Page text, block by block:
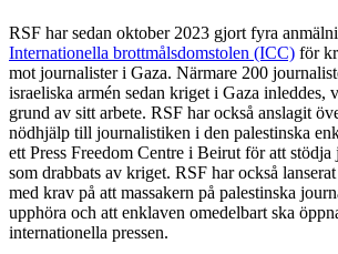
RSF har sedan oktober 2023 gjort fyra
Internationella brottmålsdomstolen (ICC) för
mot journalister i Gaza. Närmare 200
israeliska armén sedan kriget i Gaza inleddes,
grund av sitt arbete. RSF har också anslagit
nödhjälp till journalistiken i den palestinska
ett Press Freedom Centre i Beirut för att
som drabbats av kriget. RSF har också
med krav på att massakern på palestinska
upphöra och att enklaven omedelbart ska
internationella pressen.